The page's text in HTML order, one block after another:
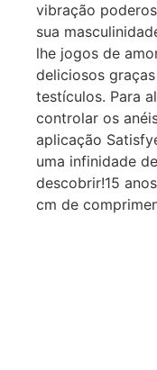
vibração
sua
lhe jogos de
deliciosos
testículos. Para
controlar os
aplicação
uma infinidade
descobrir!15
cm de